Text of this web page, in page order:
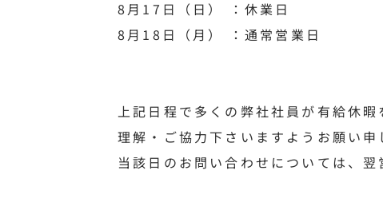
8月17日（日） ：休業日
8月18日（月） ：通常営業日
上記日程で多くの弊社社員が有給休
理解・ご協力下さいますようお願い申
当該日のお問い合わせについては、